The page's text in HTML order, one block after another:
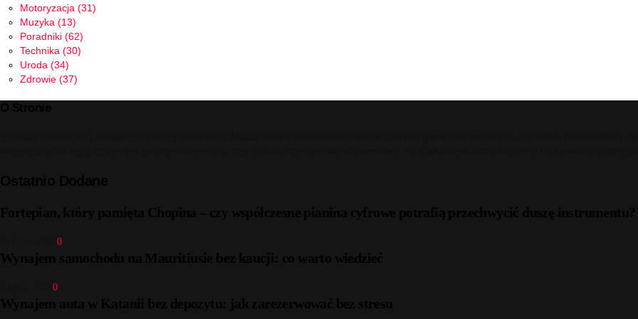
Motoryzacja (31)
Muzyka (13)
Poradniki (62)
Technika (30)
Uroda (34)
Zdrowie (37)
0
0